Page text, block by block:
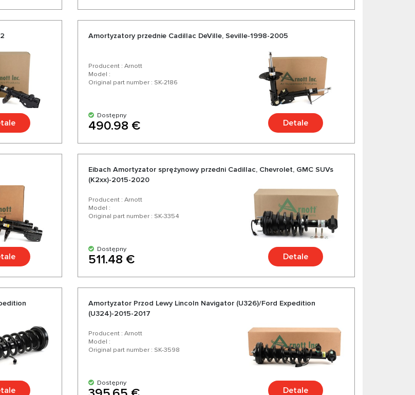
Amortyzatory przednie Cadillac DeVille, Seville-1998-2005
Producent : Arnott
Model :
Original part number : SK-2186
Dostępny
490.98 € Detale
Eibach Amortyzator sprężynowy przedni Cadillac, Chevrolet, GMC SUVs
(K2xx)-2015-2020
Producent : Arnott
Model :
Original part number : SK-3354
Dostępny
511.48 € Detale
Amortyzator Przod Lewy Lincoln Navigator (U326)/Ford Expedition
(U324)-2015-2017
Producent : Arnott
Model :
Original part number : SK-3598
Dostępny
Detale